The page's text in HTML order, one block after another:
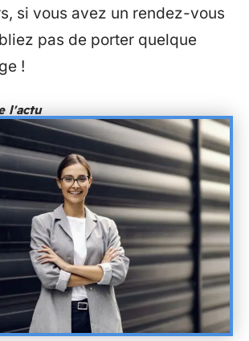
si vous avez un rendez-vous
pas de porter quelque
!
l'actu